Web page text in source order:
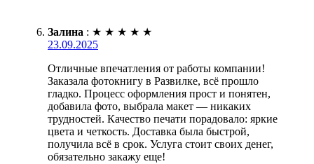
Залина : ★ ★ ★ ★ ★
23.09.2025
Отличные впечатления от работы компании!
Заказала фотокнигу в Развилке, всё прошло
гладко. Процесс оформления прост и понятен,
добавила фото, выбрала макет — никаких
трудностей. Качество печати порадовало: яркие
цвета и четкость. Доставка была быстрой,
получила всё в срок. Услуга стоит своих денег,
обязательно закажу еще!